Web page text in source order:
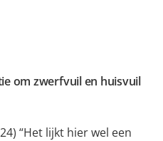
om zwerfvuil en huisvuil
“Het lijkt hier wel een